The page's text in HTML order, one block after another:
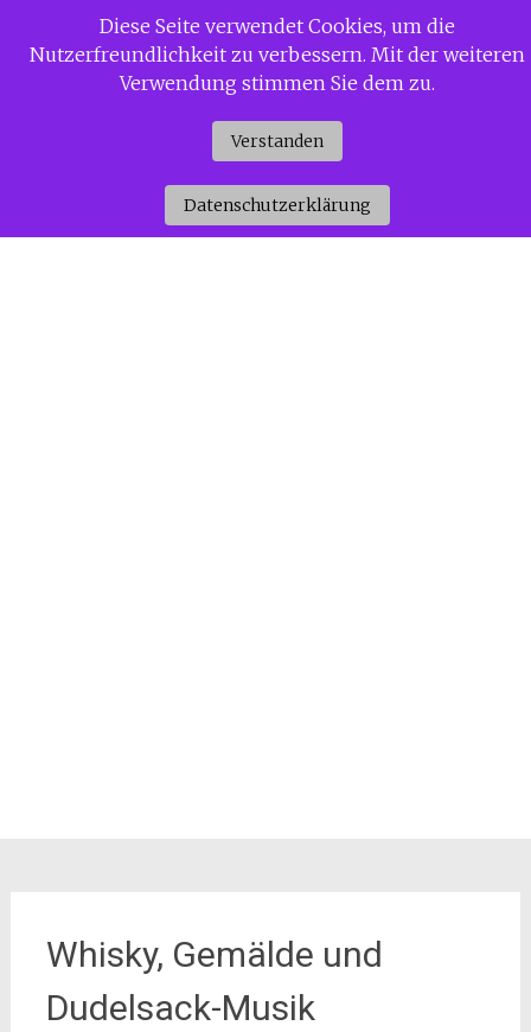
InhaltSiggi Gerdaus Welt
Whisky, Gemälde und
Dudelsack-Musik
Diese Seite verwendet Cookies, um die
Nutzerfreundlichkeit zu verbessern. Mit der weiteren
Verwendung stimmen Sie dem zu.
Verstanden
Datenschutzerklärung